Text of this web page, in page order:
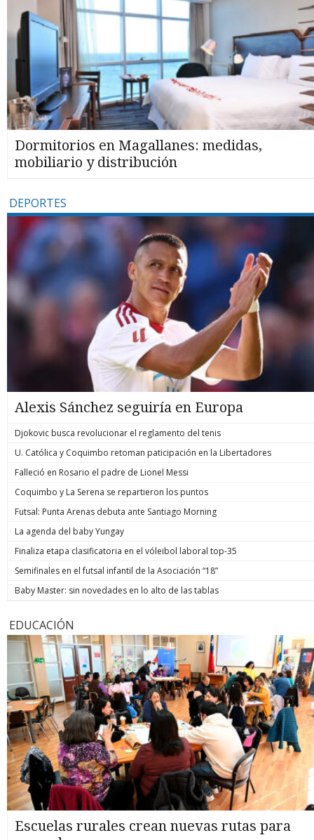
Dormitorios en Magallanes: medidas,
mobiliario y distribución
DEPORTES
Alexis Sánchez seguiría en Europa
Djokovic busca revolucionar el reglamento del tenis
U. Católica y Coquimbo retoman paticipación en la Libertadores
Falleció en Rosario el padre de Lionel Messi
Coquimbo y La Serena se repartieron los puntos
Futsal: Punta Arenas debuta ante Santiago Morning
La agenda del baby Yungay
Finaliza etapa clasificatoria en el vóleibol laboral top-35
Semifinales en el futsal infantil de la Asociación “18”
Baby Master: sin novedades en lo alto de las tablas
EDUCACIÓN
Escuelas rurales crean nuevas rutas para